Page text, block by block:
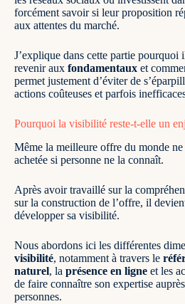
forcément savoir si leur proposition
aux attentes du marché.
J’explique dans cette partie pourquoi
revenir aux fondamentaux et
permet justement d’éviter de
actions coûteuses et parfois
Pourquoi la visibilité reste-t-elle un
Même la meilleure offre du monde ne
achetée si personne ne la connaît.
Après avoir travaillé sur la
sur la construction de l’offre, il
développer sa visibilité.
Nous abordons ici les différentes
visibilité, notamment à travers le
naturel, la présence en ligne et les
de faire connaître son expertise
personnes.